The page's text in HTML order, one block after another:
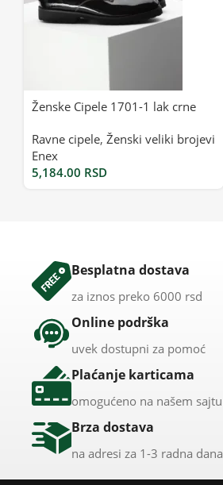
Ženske Cipele 1701-1 lak crne
Ravne cipele, Ženski veliki brojevi
Enex
5,184.00 RSD
Besplatna dostava
za iznos preko 6000 rsd
Online podrška
uvek dostupni za pomoć
Plaćanje karticama
omogućeno na našem sajtu
Brza dostava
na adresi za 1-3 radna dana